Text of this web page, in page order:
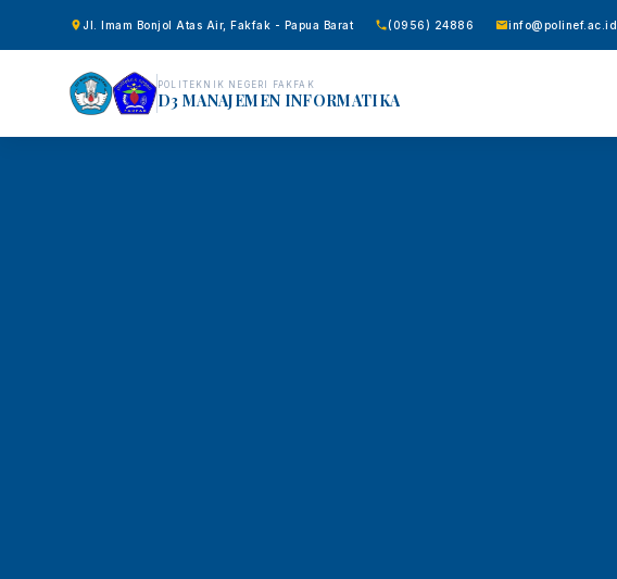
Jl. Imam Bonjol Atas Air, Fakfak - Papua Barat (0956) 24886 info@polinef.ac.id
POLITEKNIK NEGERI FAKFAK
D3 MANAJEMEN INFORMATIKA